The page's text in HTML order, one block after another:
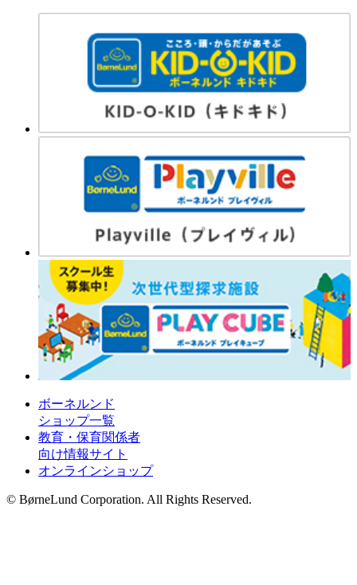
ボーネルンド
ショップ一覧
教育・保育関係者
向け情報サイト
オンラインショップ
© BørneLund Corporation. All Rights Reserved.